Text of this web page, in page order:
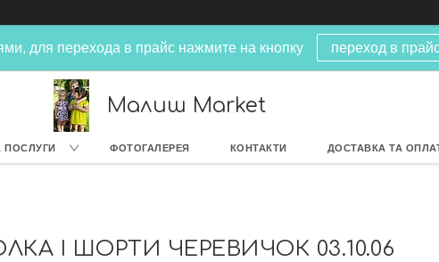
для перехода в прайс нажмите на кнопку переход в
Малиш Market
ПОСЛУГИ ФОТОГАЛЕРЕЯ КОНТАКТИ ДОСТАВКА ТА
І ШОРТИ ЧЕРЕВИЧОК 03.10.06